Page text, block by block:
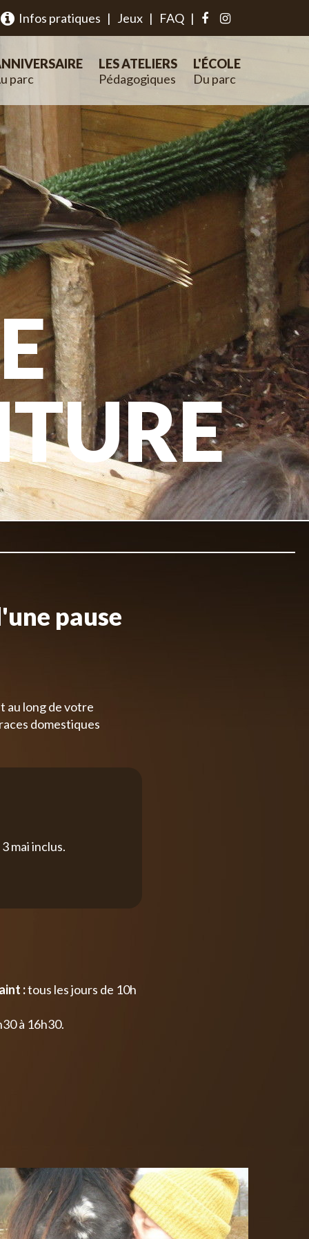
Infos pratiques | Jeux | FAQ |
parc
LES ATELIERS
Pédagogiques
L'ÉCOLE
Du parc
pause
au long de votre
domestiques
mai inclus.
:tous les jours de 10h
à 16h30.